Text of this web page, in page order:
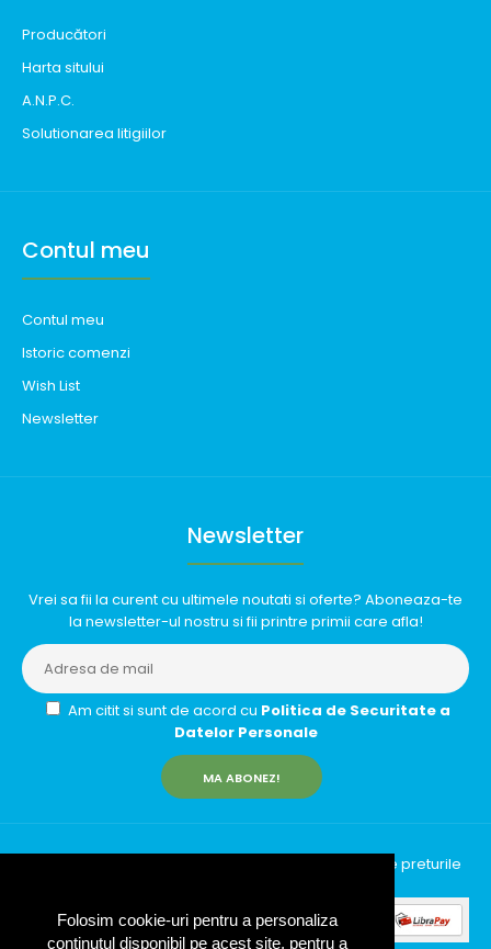
Folosim cookie-uri pentru a personaliza
conținutul disponibil pe acest site, pentru a
Producători
Harta sitului
A.N.P.C.
Solutionarea litigiilor
Contul meu
Contul meu
Istoric comenzi
Wish List
Newsletter
Newsletter
Vrei sa fii la curent cu ultimele noutati si oferte? Aboneaza-te
la newsletter-ul nostru si fii printre primii care afla!
Am citit si sunt de acord cu Politica de Securitate a
Datelor Personale
MA ABONEZ!
InfinityRun © 2026 Toate drepturile rezervate | Toate preturile